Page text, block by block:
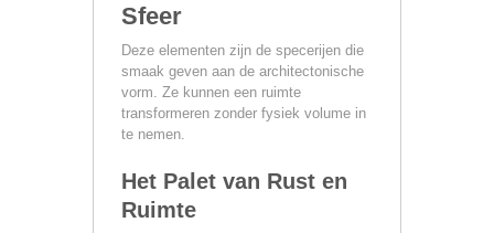
Sfeer
Deze elementen zijn de specerijen die
smaak geven aan de architectonische
vorm. Ze kunnen een ruimte
transformeren zonder fysiek volume in
te nemen.
Het Palet van Rust en
Ruimte